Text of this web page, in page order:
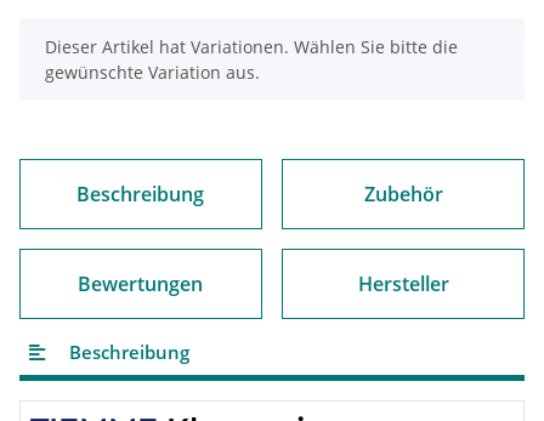
x
Dieser Artikel hat Variationen. Wählen Sie bitte die
gewünschte Variation aus.
Beschreibung Zubehör
Bewertungen Hersteller
Beschreibung